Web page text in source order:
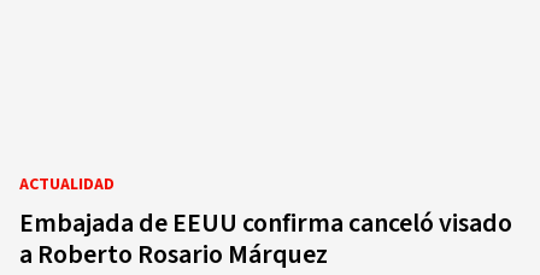
ACTUALIDAD
Embajada de EEUU confirma canceló visado
a Roberto Rosario Márquez